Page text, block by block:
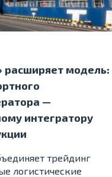
расширяет модель:
—
интегратору
трейдинг
логистические